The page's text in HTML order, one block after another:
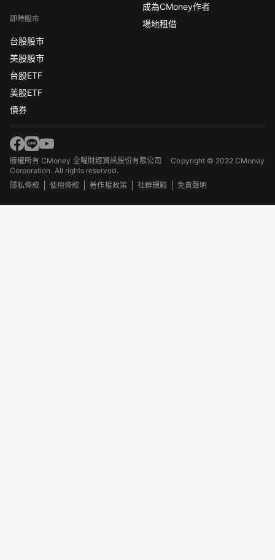
即時股市
台股股市
美股股市
台股ETF
美股ETF
債券
成為CMoney作者
場地租借
版權所有 CMoney 全曜財經資訊股份有限公司Copyright © 2022 CMoney
Corporation. All rights reserved.
隱私條款
使用條款 著作權政策 社群規範 免責聲明